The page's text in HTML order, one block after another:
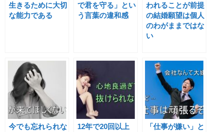
生きるために大切
な能力である
で君を守る」とい
う言葉の違和感
われることが前提
の結婚願望は個人
のわがままではな
い
今でも忘れられな
12年で20回以上
「仕事が嫌い」と